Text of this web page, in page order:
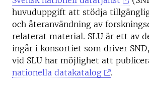
huvuduppgift att stödja
och återanvändning av
relaterat material. SLU är ett av
ingår i konsortiet som driver
vid SLU har möjlighet att
nationella datakatalog
.